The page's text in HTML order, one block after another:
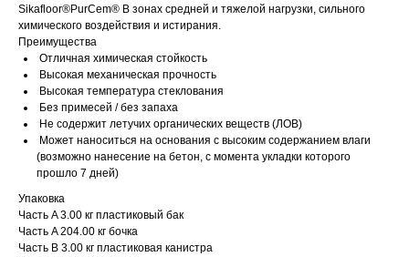
Sikafloor®PurCem® В зонах средней и тяжелой нагрузки, сильного
химического воздействия и истирания.
Преимущества
Отличная химическая стойкость
Высокая механическая прочность
Высокая температура стеклования
Без примесей / без запаха
Не содержит летучих органических веществ (ЛОВ)
Может наноситься на основания с высоким содержанием влаги
(возможно нанесение на бетон, с момента укладки которого
прошло 7 дней)
Упаковка
Часть A 3.00 кг пластиковый бак
Часть A 204.00 кг бочка
Часть B 3.00 кг пластиковая канистра